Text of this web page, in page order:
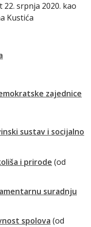
srpnja 2020. kao
Kustića
zajednice
sustav i socijalno
i prirode (od
suradnju
spolova (od